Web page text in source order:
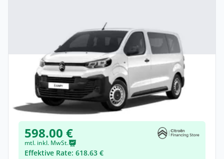
Privat & Gewerbe
Citroën Jumpy Kombi Kombi (Länge M)
Elektro •Automatik •
Neuwagen(konfigurierbar)
598.00 €
mtl. inkl. MwSt.
Effektive Rate: 618.63 €